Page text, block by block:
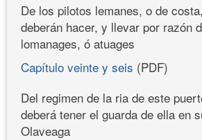
De los pilotos lemanes, o de
deberán hacer, y llevar por razón
lomanages, ó atuages
Capítulo veinte y seis (PDF)
Del regimen de la ria de este
deberá tener el guarda de ella en
Olaveaga